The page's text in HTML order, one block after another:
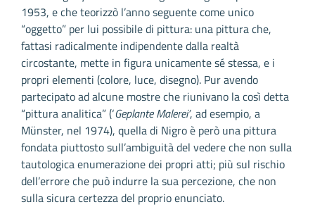
1953, e che teorizzò l’anno seguente come unico
“oggetto” per lui possibile di pittura: una pittura che,
fattasi radicalmente indipendente dalla realtà
circostante, mette in figura unicamente sé stessa, e i
propri elementi (colore, luce, disegno). Pur avendo
partecipato ad alcune mostre che riunivano la così detta
“pittura analitica” (‘Geplante Malerei’, ad esempio, a
Münster, nel 1974), quella di Nigro è però una pittura
fondata piuttosto sull’ambiguità del vedere che non sulla
tautologica enumerazione dei propri atti; più sul rischio
dell’errore che può indurre la sua percezione, che non
sulla sicura certezza del proprio enunciato.